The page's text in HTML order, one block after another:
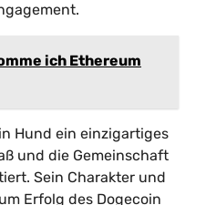
ich Ethereum
Hund ein einzigartiges
und die Gemeinschaft
Sein Charakter und
Erfolg des Dogecoin